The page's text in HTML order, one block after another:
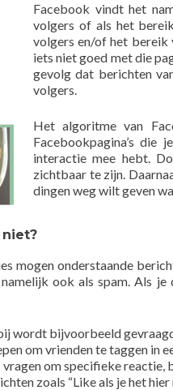
Facebook vindt het
volgers of als het
volgers en/of het bereik
iets niet goed met die
gevolg dat berichten
volgers.
Het algoritme van
Facebookpagina’s die
interactie mee hebt.
zichtbaar te zijn.
dingen weg wilt geven
mogen onderstaande
ook als spam. Als
wordt bijvoorbeeld gevraagd
om vrienden te taggen in
om specifieke reactie,
zoals “Like als je het hier